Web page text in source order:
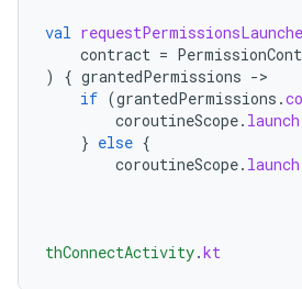
val
contract =
)
{ grantedPermissions -
if (grantedPermissions .
coroutineScope. launch
} else {
coroutineScope. launch
thConnectActivity.kt